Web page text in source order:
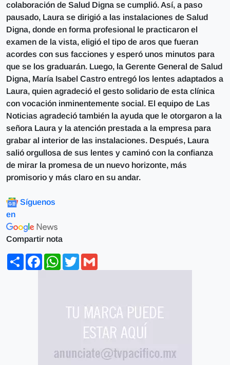
colaboración de Salud Digna se cumplió. Así, a paso
pausado, Laura se dirigió a las instalaciones de Salud
Digna, donde en forma profesional le practicaron el
examen de la vista, eligió el tipo de aros que fueran
acordes con sus facciones y esperó unos minutos para
que se los graduarán. Luego, la Gerente General de Salud
Digna, María Isabel Castro entregó los lentes adaptados a
Laura, quien agradeció el gesto solidario de esta clínica
con vocación inminentemente social. El equipo de Las
Noticias agradeció también la ayuda que le otorgaron a la
señora Laura y la atención prestada a la empresa para
grabar al interior de las instalaciones. Después, Laura
salió orgullosa de sus lentes y caminó con la confianza
de mirar la promesa de un nuevo horizonte, más
promisorio y más claro en su andar.
Síguenos
en
Compartir nota
ShareFacebookWhatsApp
Twitter